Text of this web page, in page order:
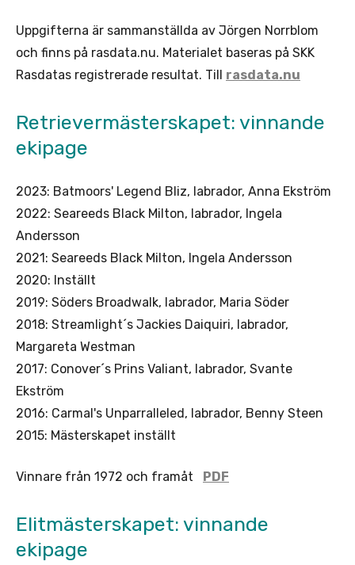
Uppgifterna är sammanställda av Jörgen Norrblom
och finns på rasdata.nu. Materialet baseras på SKK
Rasdatas registrerade resultat. Till rasdata.nu
Retrievermästerskapet: vinnande
ekipage
2023: Batmoors' Legend Bliz, labrador, Anna Ekström
2022: Seareeds Black Milton, labrador, Ingela
Andersson
2021: Seareeds Black Milton, Ingela Andersson
2020: Inställt
2019: Söders Broadwalk, labrador, Maria Söder
2018: Streamlight´s Jackies Daiquiri, labrador,
Margareta Westman
2017: Conover´s Prins Valiant, labrador, Svante
Ekström
2016: Carmal's Unparralleled, labrador, Benny Steen
2015: Mästerskapet inställt
Vinnare från 1972 och framåt PDF
Elitmästerskapet: vinnande
ekipage